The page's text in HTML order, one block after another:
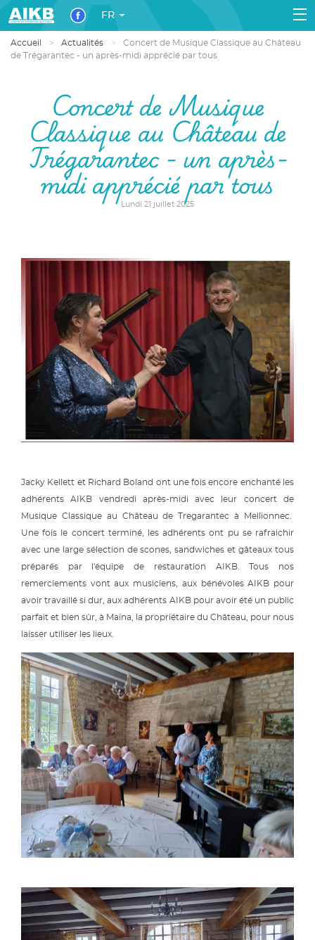
FR
Accueil Actualités
Concert de Musique Classique au Château
de Trégarantec - un après-midi apprécié par tous
Concert de Musique
Classique au Château de
Trégarantec - un après-
midi apprécié par tous
Lundi 21 juillet 2025
Jacky Kellett et Richard Boland ont une fois encore enchanté les
adhérents AIKB vendredi après-midi avec leur concert de
Musique Classique au Château de Tregarantec à Mellionnec.
Une fois le concert terminé, les adhérents ont pu se rafraichir
avec une large sélection de scones, sandwiches et gâteaux tous
préparés par l'équipe de restauration AIKB. Tous nos
remerciements vont aux musiciens, aux bénévoles AIKB pour
avoir travaillé si dur, aux adhérents AIKB pour avoir été un public
parfait et bien sûr, à Maïna, la propriétaire du Château, pour nous
laisser utiliser les lieux.